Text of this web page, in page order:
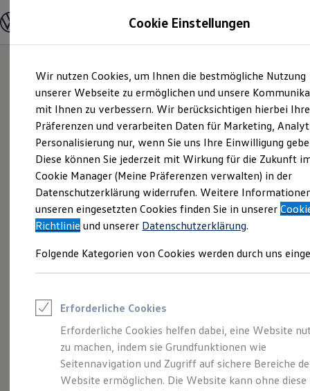
Hauptinhalt
springen
Footer
springen
Modelle und Konfigurator
Modelle vergleichen
Elektroautos
ENERGY Sondermodelle
Nutzfahrzeuge
SUV und CUV
Familienautos
Kombis
Kompaktwagen
Sportwagen
Schnell verfügbare Fahrzeuge
Angebote und Produkte
Aktuelle Angebote
E-Auto-Förderung
Volkswagen Marktplatz
Junge Gebrauchtwagen und Gebrauchtwagen
Saisonangebote
Leasing
Leasing-Angebote
Gebrauchtwagen Leasing
Junge Gebrauchtwagen-Leasing
Elektroauto Leasing
Eine Spur Extra. Der
Cookie Einstellungen
Wir nutzen Cookies, um Ihnen die bestmögliche Nutzung
unserer Webseite zu ermöglichen und unsere
mit Ihnen zu verbessern. Wir berücksichtigen hierbei Ihre
Präferenzen und verarbeiten Daten für Marketing,
Personalisierung nur, wenn Sie uns Ihre Einwilligung
Diese können Sie jederzeit mit Wirkung für die Zukunft
Cookie Manager (Meine Präferenzen verwalten) in der
Datenschutzerklärung widerrufen. Weitere
unseren eingesetzten Cookies finden Sie in unserer
Richtlinie und unserer Datenschutzerklärung.
Folgende Kategorien von Cookies werden durch uns
Erforderliche Cookies
Erforderliche Cookies helfen dabei, eine Website
zu machen, indem sie Grundfunktionen wie
Seitennavigation und Zugriff auf sichere Bereiche
Website ermöglichen. Die Website kann ohne diese